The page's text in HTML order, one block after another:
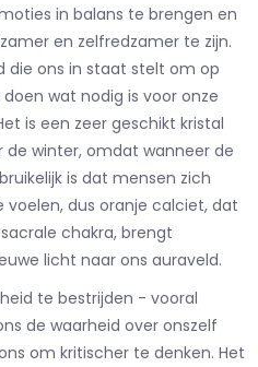
in balans te brengen en
en zelfredzamer te zijn.
die ons in staat stelt om op
wat nodig is voor onze
is een zeer geschikt kristal
winter, omdat wanneer de
is dat mensen zich
dus oranje calciet, dat
chakra, brengt
licht naar ons auraveld.
te bestrijden - vooral
de waarheid over onszelf
om kritischer te denken. Het